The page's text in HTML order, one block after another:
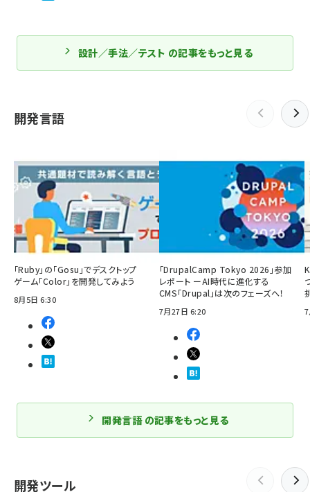
設計／手法／テスト の記事をもっと見る
開発言語
「Ruby」の「Gosu」でデスクトップ
ゲーム「Color」を開発してみよう
8月5日 6:30
「DrupalCamp Tokyo 2026」参加
レポート ーAI時代に進化する
CMS「Drupal」は次のフェーズへ！
7月27日 6:20
開発言語 の記事をもっと見る
開発ツール